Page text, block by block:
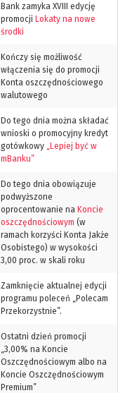
Bank zamyka XVIII edycję
promocji Lokaty na nowe
środki
Kończy się możliwość
włączenia się do promocji
Konta oszczędnościowego
walutowego
Do tego dnia można składać
wnioski o promocyjny kredyt
gotówkowy „Lepiej być w
mBanku”
Do tego dnia obowiązuje
podwyższone
oprocentowanie na Koncie
oszczędnościowym (w
ramach korzyści Konta Jakże
Osobistego) w wysokości
3,00 proc. w skali roku
Zamknięcie aktualnej edycji
programu poleceń „Polecam
Przekorzystnie”.
Ostatni dzień promocji
„3,00% na Koncie
Oszczędnościowym albo na
Koncie Oszczędnościowym
Premium”